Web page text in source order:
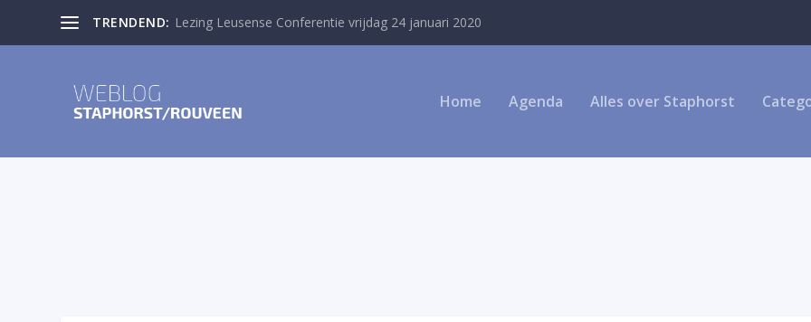
TRENDEND: Lezing Leusense Conferentie vrijdag 24 januari 2020
Home Agenda Alles over Staphorst